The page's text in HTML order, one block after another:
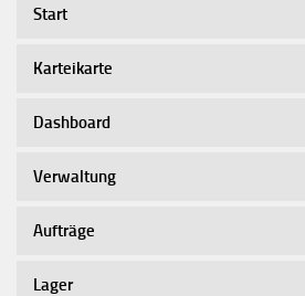
Start
Karteikarte
Dashboard
Verwaltung
Aufträge
Lager